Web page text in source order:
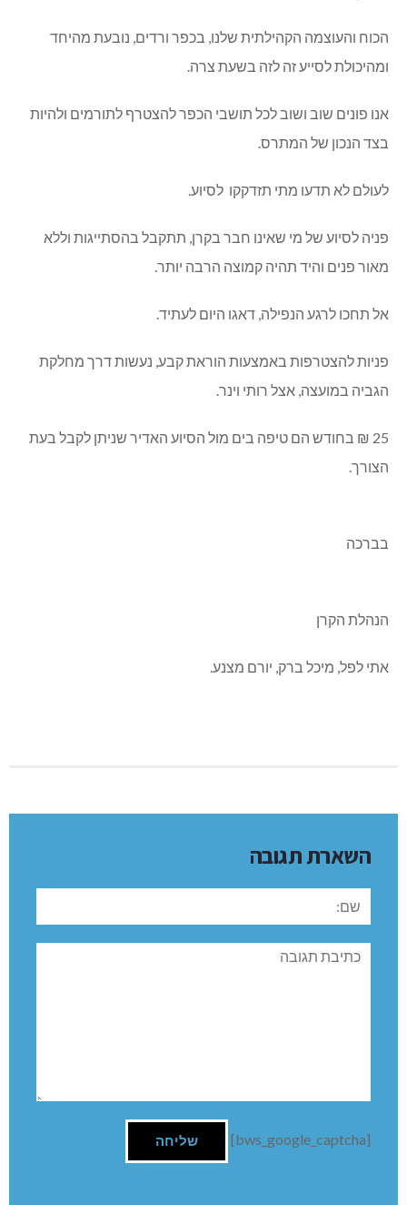
הכוח והעוצמה הקהילתית שלנו, בכפר ורדים, נובעת מהיחד
ומהיכולת לסייע זה לזה בשעת צרה.
אנו פונים שוב ושוב לכל תושבי הכפר להצטרף לתורמים ולהיות
בצד הנכון של המתרס.
לעולם לא תדעו מתי תזדקקו לסיוע.
פניה לסיוע של מי שאינו חבר בקרן, תתקבל בהסתייגות וללא
מאור פנים והיד תהיה קמוצה הרבה יותר.
אל תחכו לרגע הנפילה, דאגו היום לעתיד.
פניות להצטרפות באמצעות הוראת קבע, נעשות דרך מחלקת
הגביה במועצה, אצל רותי וינר.
25 ₪ בחודש הם טיפה בים מול הסיוע האדיר שניתן לקבל בעת
הצורך.
בברכה
הנהלת הקרן
אתי לפל, מיכל ברק, יורם מצנע.
השארת תגובה
שם:
תגובה
[bws_google_captcha]